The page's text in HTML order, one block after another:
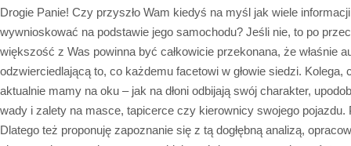
Drogie Panie! Czy przyszło Wam kiedyś na myśl jak wiele
wywnioskować na podstawie jego samochodu? Jeśli nie, to po
większość z Was powinna być całkowicie przekonana, że właśnie
odzwierciedlającą to, co każdemu facetowi w głowie siedzi. Kolega,
aktualnie mamy na oku – jak na dłoni odbijają swój charakter,
wady i zalety na masce, tapicerce czy kierownicy swojego pojazdu.
Dlatego też proponuję zapoznanie się z tą dogłębną analizą,